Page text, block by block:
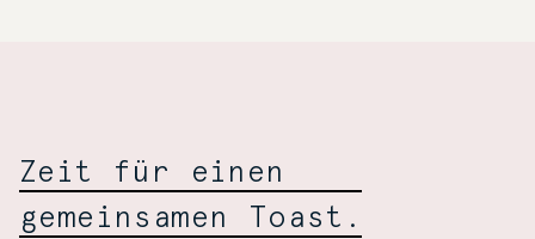
Zeit für einen
gemeinsamen Toast.